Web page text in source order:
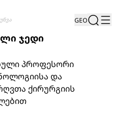
GEO
ჯედი
პროფესორი
და
ქირურგიის